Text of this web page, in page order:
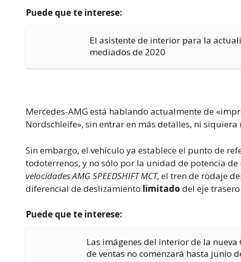
Puede que te interese:
El asistente de interior para la
mediados de 2020
Mercedes-AMG está hablando actualmente de
Nordschleife», sin entrar en más detalles, ni
Sin embargo, el vehículo ya establece el punto de
todoterrenos, y no sólo por la unidad de potencia
velocidades AMG SPEEDSHIFT MCT, el tren de rodaje
diferencial de deslizamiento limitado del eje
Puede que te interese:
Las imágenes del interior de la
de ventas no comenzará hasta junio